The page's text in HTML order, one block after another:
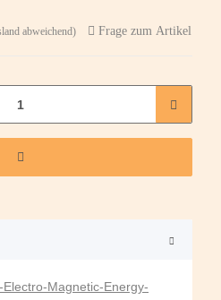
abweichend) Frage zum Artikel
Electro-Magnetic-Energy-